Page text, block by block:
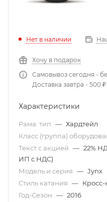
Нет в наличии
Хочу в подарок
Самовывоз сегодня -
Доставка завтра - 500 ₽
Характеристики
Рама: тип — Хардтейл
Класс (группа)
Текст с акцией — 22%
ИП с НДС)
Модель и серия — Jynx
Стиль катания — Кросс-
Год-Сезон — 2016